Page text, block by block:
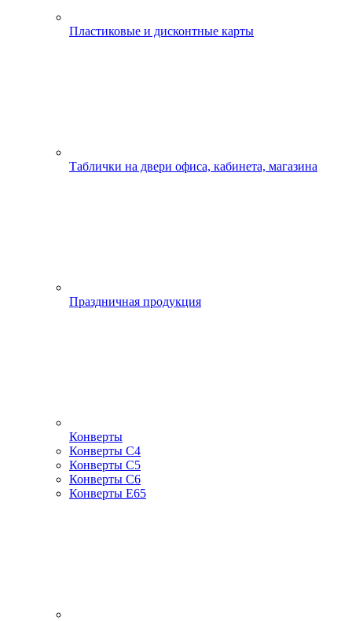
Пластиковые и дисконтные карты
Таблички на двери офиса, кабинета, магазина
Праздничная продукция
Конверты
Конверты С4
Конверты С5
Конверты С6
Конверты Е65